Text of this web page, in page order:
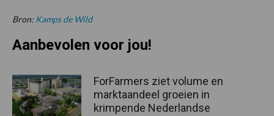
Bron: Kamps de Wild
Aanbevolen voor jou!
ForFarmers ziet volume en
marktaandeel groeien in
krimpende Nederlandse